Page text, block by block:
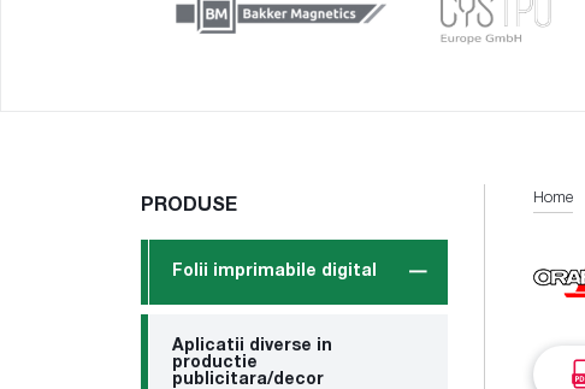
PRODUSE
Folii imprimabile digital
Aplicatii diverse in
productie
publicitara/decor
Home